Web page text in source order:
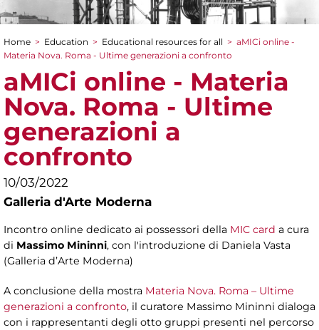
You are here
Home > Education > Educational resources for all > aMICi online -
Materia Nova. Roma - Ultime generazioni a confronto
aMICi online - Materia
Nova. Roma - Ultime
generazioni a
confronto
10/03/2022
Galleria d'Arte Moderna
Incontro online dedicato ai possessori della MIC card a cura
di Massimo Mininni, con l'introduzione di Daniela Vasta
(Galleria d’Arte Moderna)
A conclusione della mostra Materia Nova. Roma – Ultime
generazioni a confronto, il curatore Massimo Mininni dialoga
con i rappresentanti degli otto gruppi presenti nel percorso